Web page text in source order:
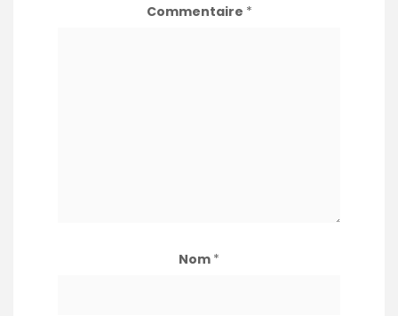
Commentaire *
Nom *